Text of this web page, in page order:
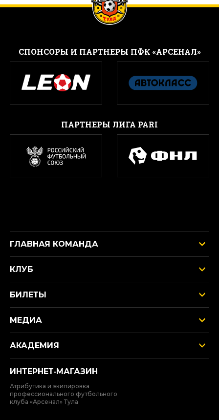
CПОНСОРЫ И ПАРТНЕРЫ ПФК «АРСЕНАЛ»
ПАРТНЕРЫ ЛИГА PARI
ГЛАВНАЯ КОМАНДА
КЛУБ
БИЛЕТЫ
МЕДИА
АКАДЕМИЯ
ИНТЕРНЕТ‑МАГАЗИН
Атрибутика и экипировка
профессионального футбольного
клуба «Арсенал» Тула